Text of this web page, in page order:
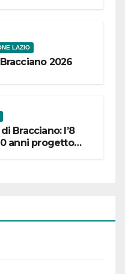
LAZIO
2026
Bracciano: l’8
anni progetto